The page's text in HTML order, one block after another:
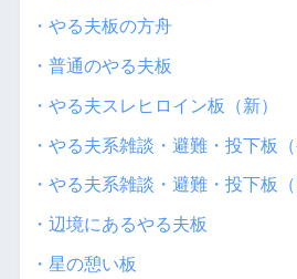
・やる夫板の方舟
・普通のやる夫板
・やる夫スレヒロイン板（新）
・やる夫系雑談・避難・投下板（
・やる夫系雑談・避難・投下板（
・辺境にあるやる夫板
・星の憩い板